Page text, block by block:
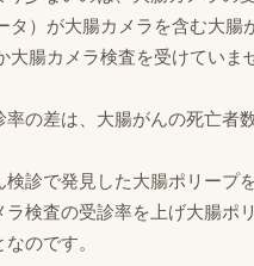
タ）が大腸カメラを含む大
腸カメラ検査を受けていま
の差は、大腸がんの死亡者
診で発見した大腸ポリープ
検査の受診率を上げ大腸ポ
のです。